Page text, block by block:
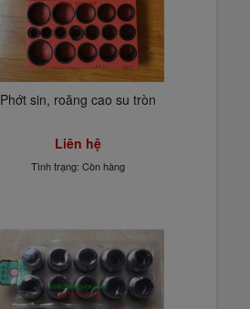
Phớt sin, roăng cao su tròn
Liên hệ
Tình trạng: Còn hàng